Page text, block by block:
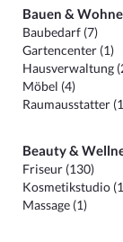
Bauen &
Baubedarf (7)
Gartencenter (1)
Hausverwaltung
Möbel (4)
Raumausstatter
Beauty &
Friseur (130)
Kosmetikstudio
Massage (1)